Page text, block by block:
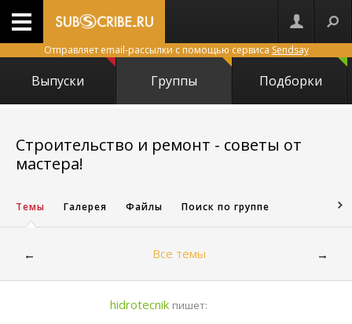
Отправляет email-рассылки с помощью сервиса Sendsay
Выпуски Группы Подборки
Строительство и ремонт - советы от
мастера!
Темы Галерея Файлы Поиск по группе
← Все темы →
hidrotecnik пишет: